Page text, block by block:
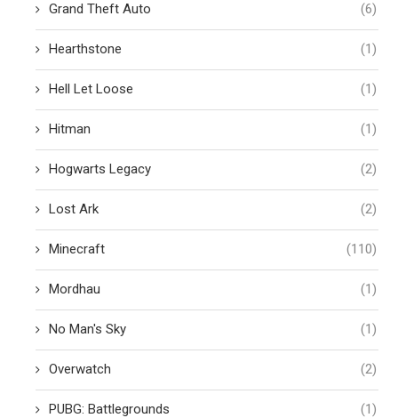
Grand Theft Auto (6)
Hearthstone (1)
Hell Let Loose (1)
Hitman (1)
Hogwarts Legacy (2)
Lost Ark (2)
Minecraft (110)
Mordhau (1)
No Man's Sky (1)
Overwatch (2)
PUBG: Battlegrounds (1)